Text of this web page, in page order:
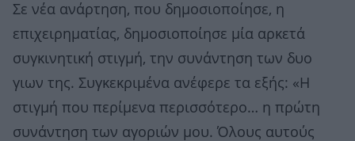
Σε νέα ανάρτηση, που δημοσιοποίησε, η
επιχειρηματίας, δημοσιοποίησε μία αρκετά
συγκινητική στιγμή, την συνάντηση των δυο
γιων της. Συγκεκριμένα ανέφερε τα εξής: «Η
στιγμή που περίμενα περισσότερο… η πρώτη
συνάντηση των αγοριών μου. Όλους αυτούς